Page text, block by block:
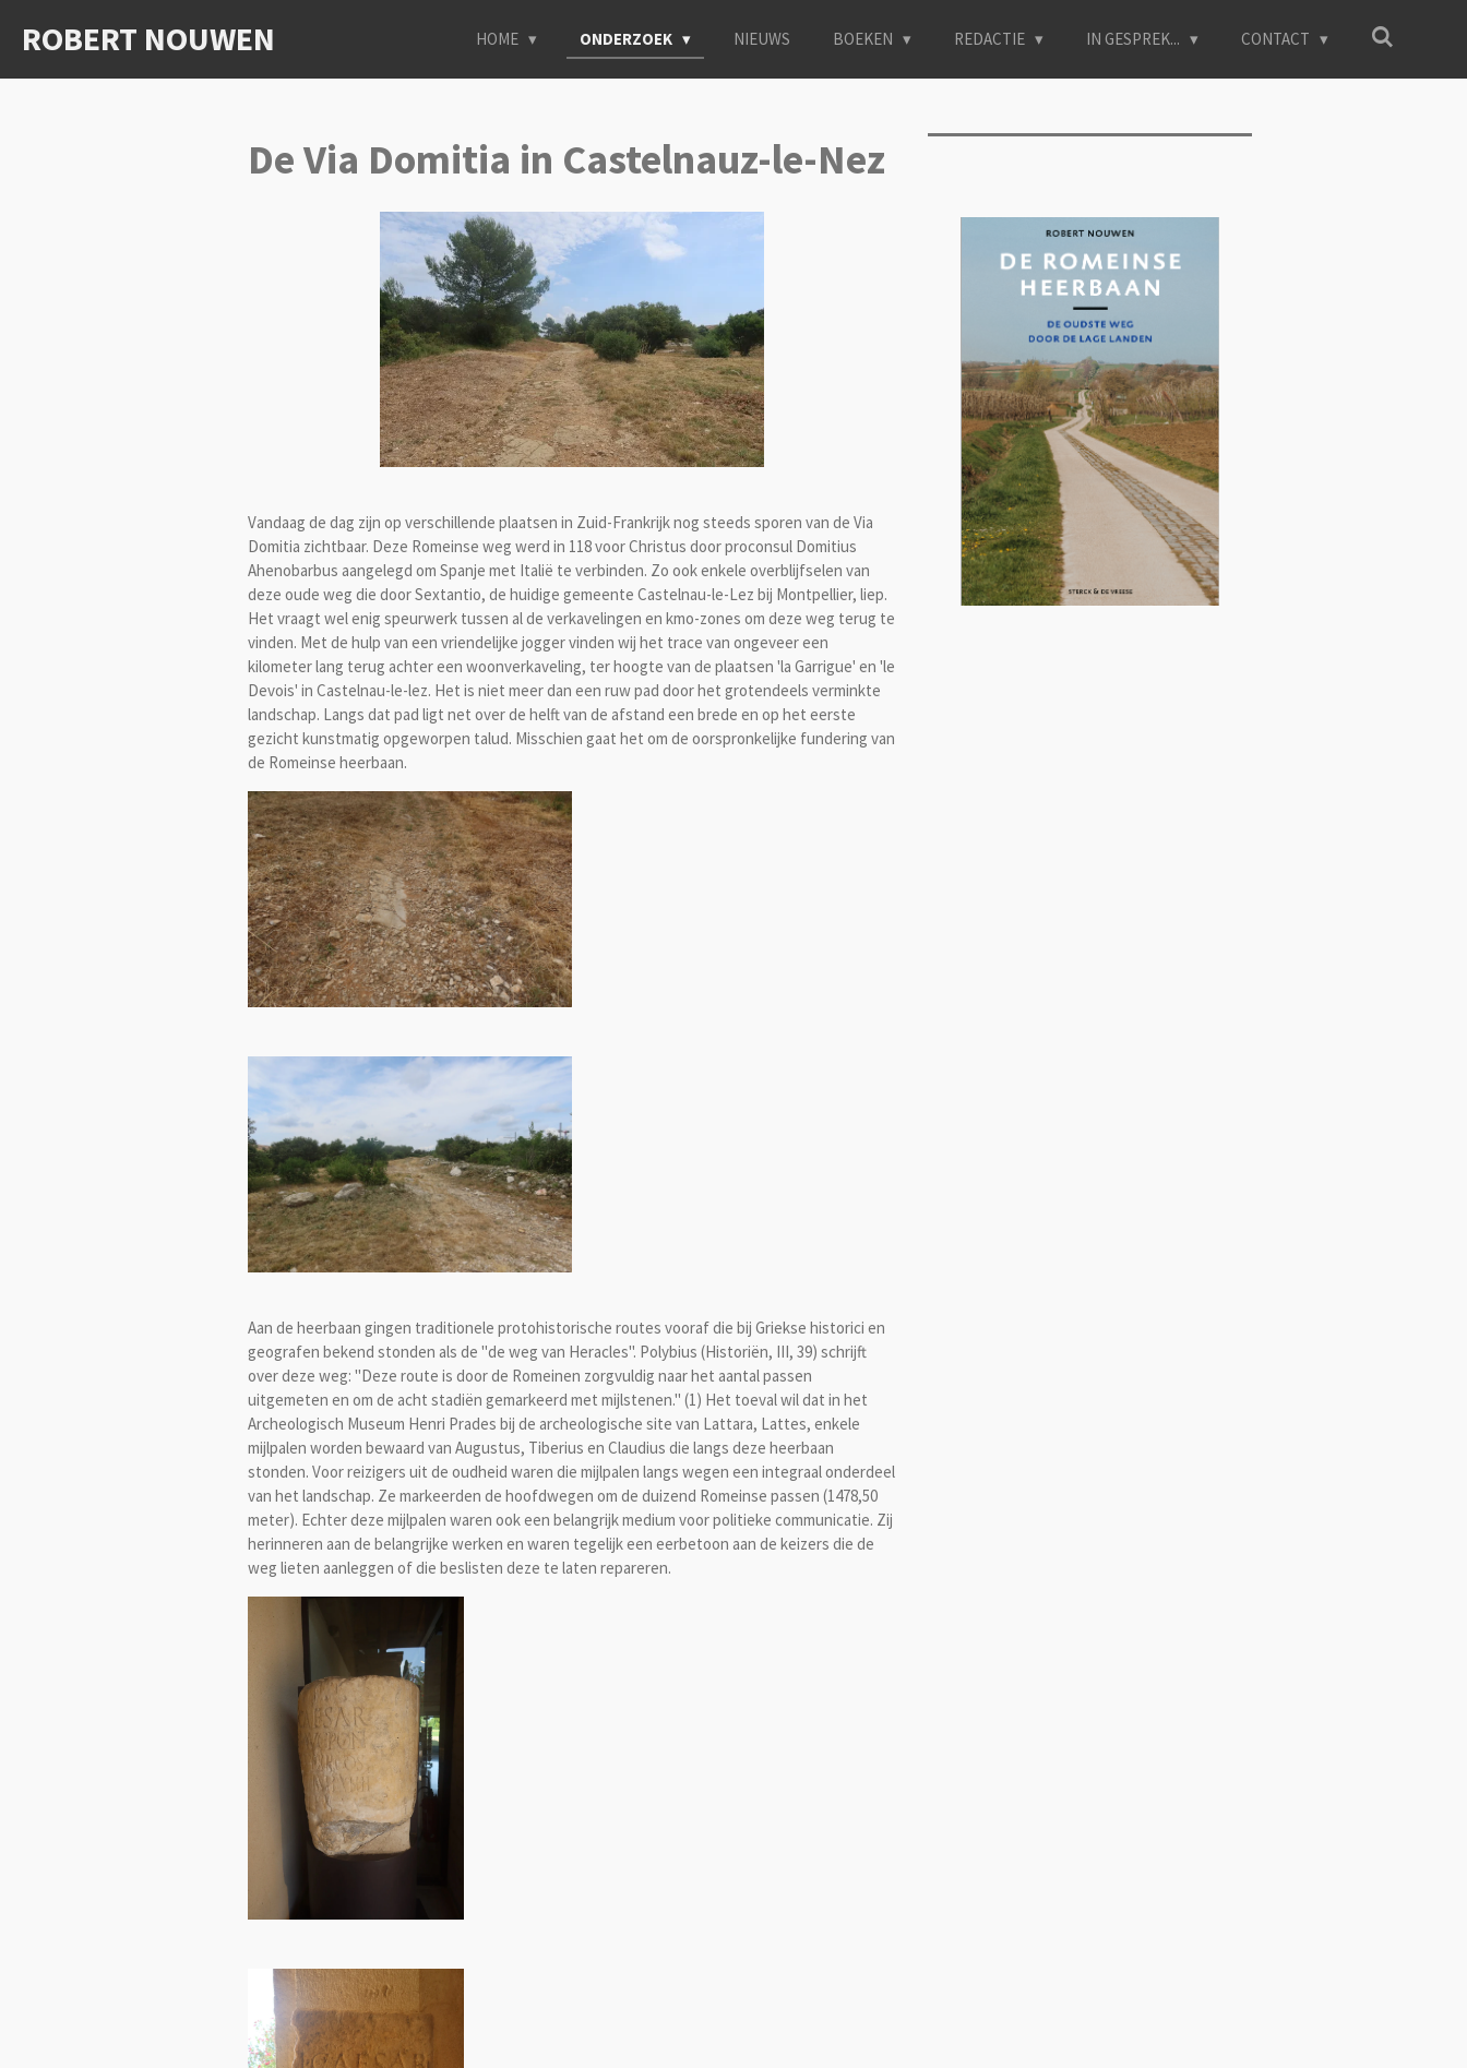
direct
ROBERT NOUWEN HOME ONDERZOEK NIEUWS BOEKEN REDACTIE IN GESPREK... CONTACT
De Via Domitia in Castelnauz-le-Nez
Vandaag de dag zijn op verschillende plaatsen in Zuid-Frankrijk nog steeds sporen van de Via
Domitia zichtbaar. Deze Romeinse weg werd in 118 voor Christus door proconsul Domitius
Ahenobarbus aangelegd om Spanje met Italië te verbinden. Zo ook enkele overblijfselen van
deze oude weg die door Sextantio, de huidige gemeente Castelnau-le-Lez bij Montpellier, liep.
Het vraagt wel enig speurwerk tussen al de verkavelingen en kmo-zones om deze weg terug te
vinden. Met de hulp van een vriendelijke jogger vinden wij het trace van ongeveer een
kilometer lang terug achter een woonverkaveling, ter hoogte van de plaatsen 'la Garrigue' en 'le
Devois' in Castelnau-le-lez. Het is niet meer dan een ruw pad door het grotendeels verminkte
landschap. Langs dat pad ligt net over de helft van de afstand een brede en op het eerste
gezicht kunstmatig opgeworpen talud. Misschien gaat het om de oorspronkelijke fundering van
de Romeinse heerbaan.
Aan de heerbaan gingen traditionele protohistorische routes vooraf die bij Griekse historici en
geografen bekend stonden als de "de weg van Heracles". Polybius (Historiën, III, 39) schrijft
over deze weg: "Deze route is door de Romeinen zorgvuldig naar het aantal passen
uitgemeten en om de acht stadiën gemarkeerd met mijlstenen." (1) Het toeval wil dat in het
Archeologisch Museum Henri Prades bij de archeologische site van Lattara, Lattes, enkele
mijlpalen worden bewaard van Augustus, Tiberius en Claudius die langs deze heerbaan
stonden. Voor reizigers uit de oudheid waren die mijlpalen langs wegen een integraal onderdeel
van het landschap. Ze markeerden de hoofdwegen om de duizend Romeinse passen (1478,50
meter). Echter deze mijlpalen waren ook een belangrijk medium voor politieke communicatie. Zij
herinneren aan de belangrijke werken en waren tegelijk een eerbetoon aan de keizers die de
weg lieten aanleggen of die beslisten deze te laten repareren.